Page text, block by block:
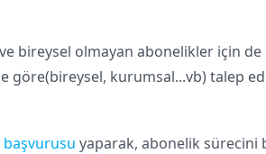
bireysel olmayan abonelikler için
kurumsal...vb) talep
yaparak, abonelik sürecini